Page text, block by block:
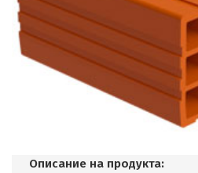
Описание на продукта: